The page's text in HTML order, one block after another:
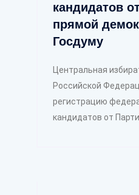
кандидатов
прямой
Госдуму
Центральная
Российской
регистрацию
кандидатов от